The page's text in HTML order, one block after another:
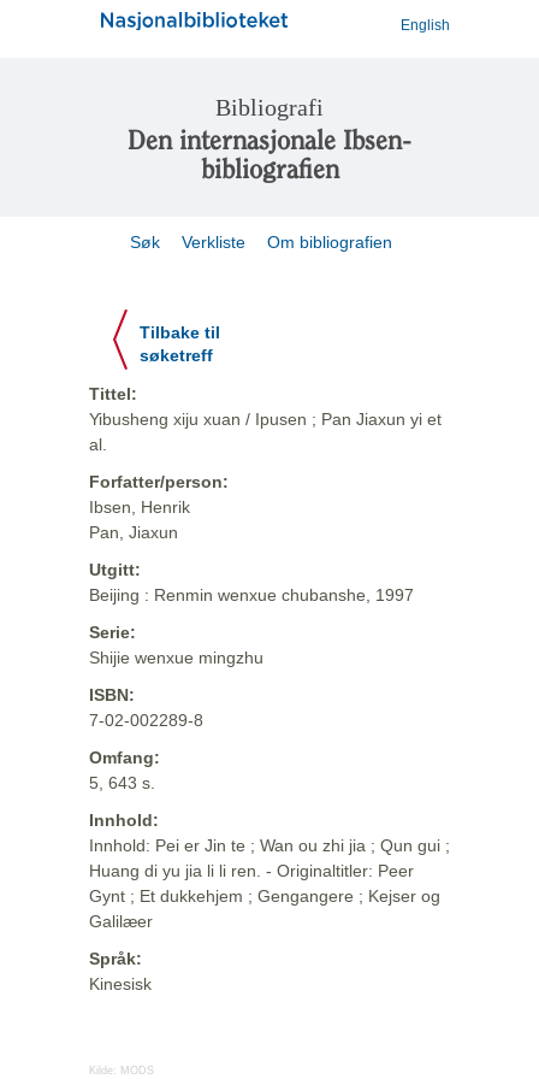
English
Bibliografi
Den internasjonale Ibsen-
bibliografien
Søk Verkliste Om bibliografien
Tilbake til
søketreff
Tittel:
Yibusheng xiju xuan / Ipusen ; Pan Jiaxun yi et
al.
Forfatter/person:
Ibsen, Henrik
Pan, Jiaxun
Utgitt:
Beijing : Renmin wenxue chubanshe, 1997
Serie:
Shijie wenxue mingzhu
ISBN:
7-02-002289-8
Omfang:
5, 643 s.
Innhold:
Innhold: Pei er Jin te ; Wan ou zhi jia ; Qun gui ;
Huang di yu jia li li ren. - Originaltitler: Peer
Gynt ; Et dukkehjem ; Gengangere ; Kejser og
Galilæer
Språk:
Kinesisk
Kilde: MODS